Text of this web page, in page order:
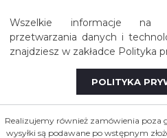
Wszelkie informacje na
przetwarzania danych i
znajdziesz w zakładce Polityka
POLITYKA
Realizujemy również zamówienia poza
wysyłki są podawane po wstępnym